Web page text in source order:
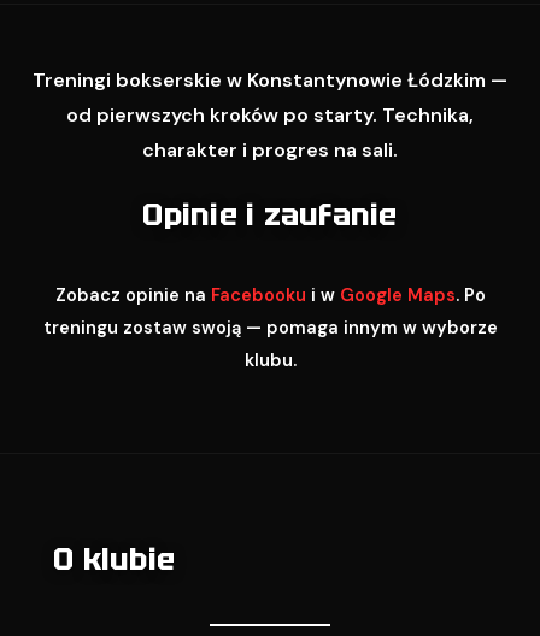
Treningi bokserskie w Konstantynowie Łódzkim —
od pierwszych kroków po starty. Technika,
charakter i progres na sali.
Opinie i zaufanie
Zobacz opinie na Facebooku i w Google Maps. Po
treningu zostaw swoją — pomaga innym w wyborze
klubu.
O klubie